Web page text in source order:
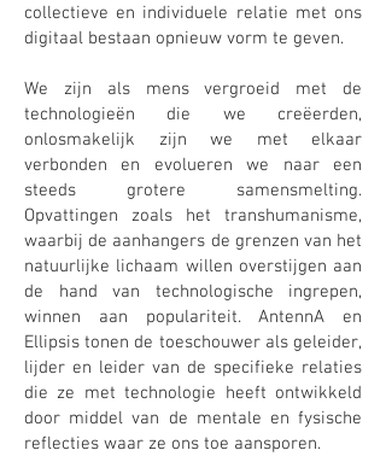
collectieve en individuele relatie met ons
digitaal bestaan opnieuw vorm te geven.
We zijn als mens vergroeid met de
technologieën die we creëerden,
onlosmakelijk zijn we met elkaar
verbonden en evolueren we naar een
steeds grotere samensmelting.
Opvattingen zoals het transhumanisme,
waarbij de aanhangers de grenzen van het
natuurlijke lichaam willen overstijgen aan
de hand van technologische ingrepen,
winnen aan populariteit. AntennA en
Ellipsis tonen de toeschouwer als geleider,
lijder en leider van de specifieke relaties
die ze met technologie heeft ontwikkeld
door middel van de mentale en fysische
reflecties waar ze ons toe aansporen.